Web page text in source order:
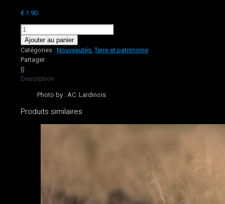
€ 1.90
quantité
de
706.
Rond-
point
du
Hubert
Ajouter au panier
Catégories : Nouveautés ,Terre et patrimoine
Partager
0
Description
Photo by : AC. Lardinois
Produits similaires